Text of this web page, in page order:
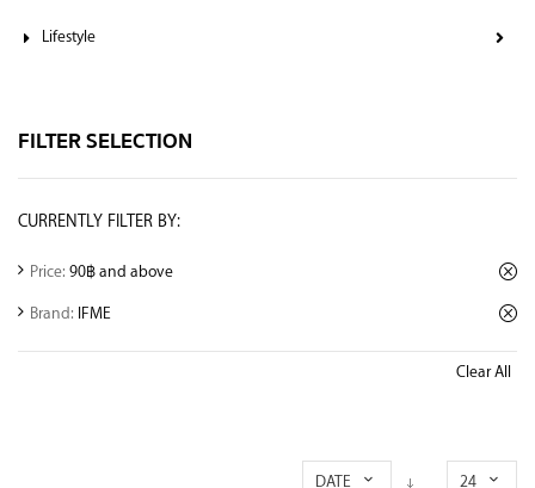
Lifestyle
FILTER SELECTION
CURRENTLY FILTER BY:
Price: 90฿ and above
Brand: IFME
Clear All
DATE 24